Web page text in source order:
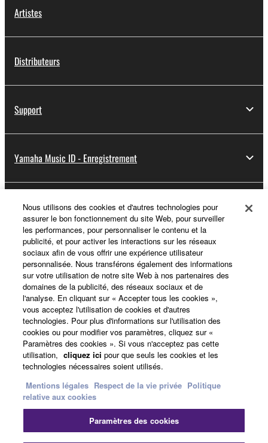
Artistes
Distributeurs
Support
Yamaha Music ID - Enregistrement
A propos de Yamaha
France - French
Professionnel
Nous contacterConditions d'utilisation
Respect de la vie privée
Mentions légales
Nous utilisons des cookies et d'autres technologies pour
assurer le bon fonctionnement du site Web, pour surveiller
les performances, pour personnaliser le contenu et la
publicité, et pour activer les interactions sur les réseaux
sociaux afin de vous offrir une expérience utilisateur
personnalisée. Nous transférons également des informations
sur votre utilisation de notre site Web à nos partenaires des
domaines de la publicité, des réseaux sociaux et de
l'analyse. En cliquant sur « Accepter tous les cookies »,
vous acceptez l'utilisation de cookies et d'autres
technologies. Pour plus d'informations sur l'utilisation des
cookies ou pour modifier vos paramètres, cliquez sur «
Paramètres des cookies ». Si vous n'acceptez pas cette
utilisation, cliquez ici pour que seuls les cookies et les
technologies nécessaires soient utilisés.
Mentions légales Respect de la vie privée Politique
relative aux cookies
Paramètres des cookies